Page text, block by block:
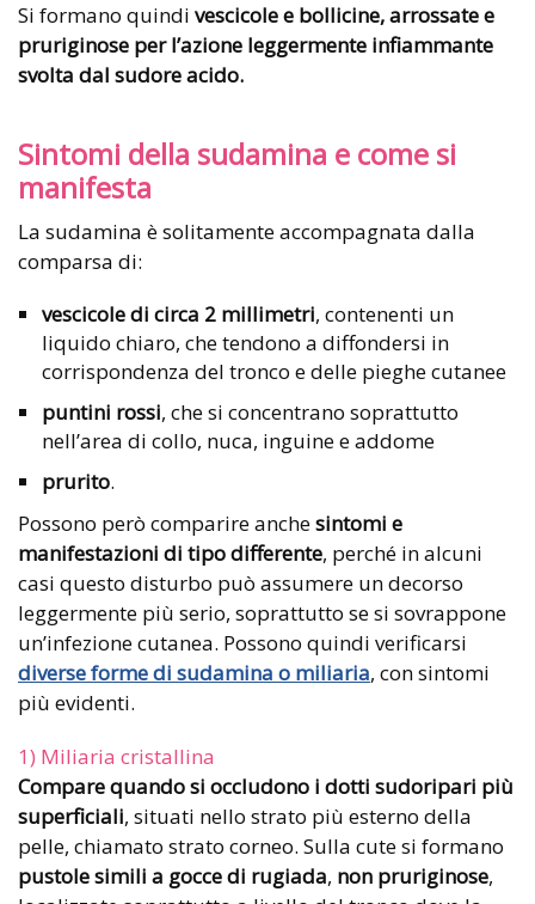
Si formano quindi vescicole e bollicine, arrossate e
pruriginose per l’azione leggermente infiammante
svolta dal sudore acido.
Sintomi della sudamina e come si
manifesta
La sudamina è solitamente accompagnata dalla
comparsa di:
vescicole di circa 2 millimetri, contenenti un
liquido chiaro, che tendono a diffondersi in
corrispondenza del tronco e delle pieghe cutanee
puntini rossi, che si concentrano soprattutto
nell’area di collo, nuca, inguine e addome
prurito.
Possono però comparire anchesintomi e
manifestazioni di tipo differente, perché in alcuni
casi questo disturbo può assumere un decorso
leggermente più serio, soprattutto se si sovrappone
un’infezione cutanea. Possono quindi verificarsi
diverse forme di sudamina o miliaria, con sintomi
più evidenti.
1) Miliaria cristallina
Compare quando si occludono i dotti sudoripari più
superficiali, situati nello strato più esterno della
pelle, chiamato strato corneo. Sulla cute si formano
pustole simili a gocce di rugiada, non pruriginose,